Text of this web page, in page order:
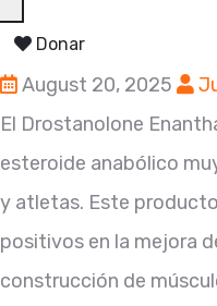
Donar
August 20, 2025
El Drostanolone
esteroide anabólico
y atletas. Este
positivos en la mejora
construcción de